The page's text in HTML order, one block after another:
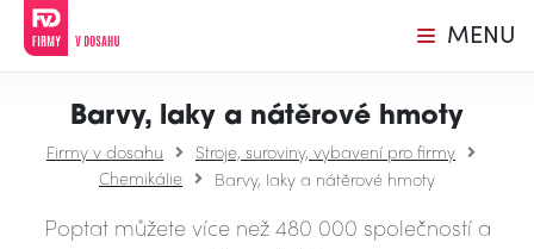
MENU
Barvy, laky a nátěrové hmoty
Firmy v dosahu
Stroje, suroviny, vybavení pro firmy
Chemikálie
Barvy, laky a nátěrové hmoty
Poptat můžete více než 480 000 společností a